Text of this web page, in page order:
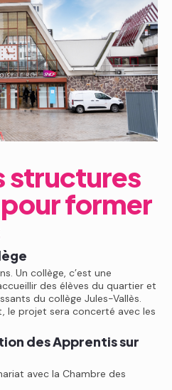
structures
former
Un collège, c’est une
des élèves du quartier et
du collège Jules-Vallès.
le projet sera concerté avec les
des Apprentis sur
avec la Chambre des